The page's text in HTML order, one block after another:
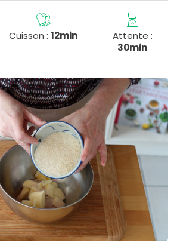
Cuisson :12min
Attente :
30min